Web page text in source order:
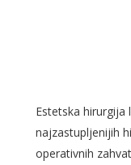
Estetska hirurgija
najzastupljenijih
operativnih